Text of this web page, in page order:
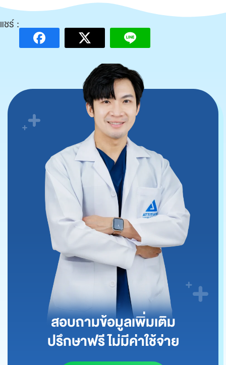
แชร์ :
สอบถามข้อมูลเพิ่มเติม
ปรึกษาฟรี ไม่มีค่าใช้จ่าย